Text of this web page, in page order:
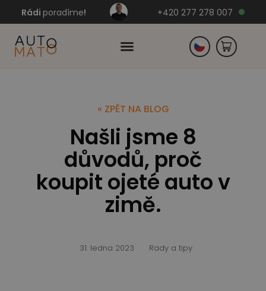
Rádi poradíme! +420 277 278 007
« ZPĚT NA BLOG
Našli jsme 8
důvodů, proč
koupit ojeté auto v
zimě.
31. ledna 2023 Rady a tipy